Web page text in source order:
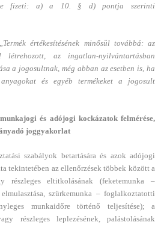
fizeti: a) a 10. § d) pontja szerinti
Termék értékesítésének minősül továbbá: az
létrehozott, az ingatlan-nyilvántartásban
a jogosultnak, még abban az esetben is, ha
anyagokat és egyéb termékeket a jogosult
és adójogi kockázatok felmérése,
joggyakorlat
szabályok betartására és azok adójogi
tekintetében az ellenőrzések többek között a
részleges eltitkolásának (feketemunka –
szürkemunka – foglalkoztatotti
munkaidőre történő teljesítése); a
részleges leplezésének, palástolásának